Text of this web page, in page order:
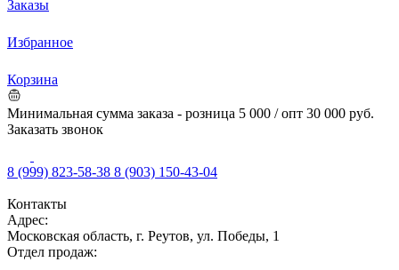
Заказы
Избранное
Корзина
Минимальная сумма заказа - розница 5 000 / опт 30 000 руб.
Заказать звонок
8 (999) 823-58-38 8 (903) 150-43-04
Контакты
Адрес:
Московская область, г. Реутов, ул. Победы, 1
Отдел продаж: